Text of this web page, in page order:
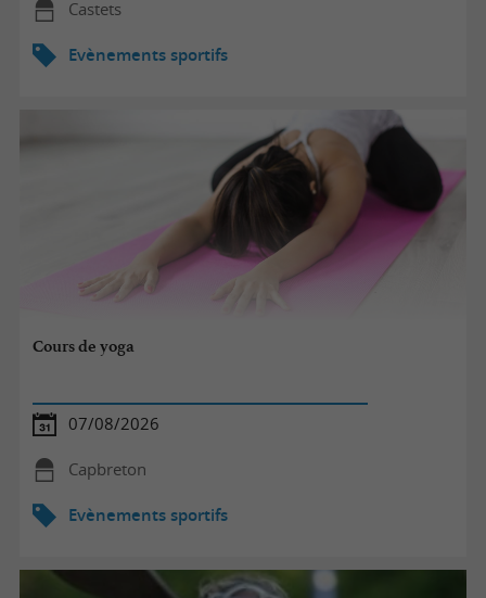
Castets
Evènements sportifs
Cours de yoga
07/08/2026
Capbreton
Evènements sportifs